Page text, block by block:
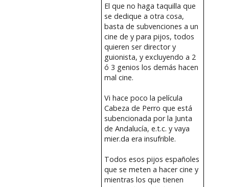
El que no haga taquilla que
se dedique a otra cosa,
basta de subvenciones a un
cine de y para pijos, todos
quieren ser director y
guionista, y excluyendo a 2
ó 3 genios los demás hacen
mal cine.
Vi hace poco la película
Cabeza de Perro que está
subencionada por la Junta
de Andalucía, e.t.c. y vaya
mier.da era insufrible.
Todos esos pijos españoles
que se meten a hacer cine y
mientras los que tienen